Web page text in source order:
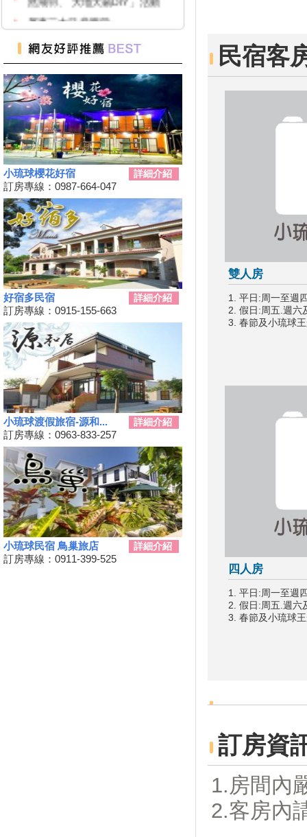
屏東三大日音樂節~
2020大鵬灣帆船生活節
墾丁國家公園舉辦『潮向海洋玩
科學』活動
7/4-7/31東港吃冰趣 ice仲夏潮口
味【系列活動】
高鐵首推澎湖交通聯票 超夯小
琉球行程繼續賣
【墾丁後壁湖美食推薦】後壁湖
生魚片|邱家生魚片|傳說中的百
元生魚片|空運來台新鮮生魚片|
2019擴大國旅秋冬夜市抵用卷
優惠活動
2019擴大國旅秋冬住宿優惠活
動
秋冬擴大國旅補助離島加碼怎麼
用？老司機分享連續技
108年潮州賽神蝦暨小農市集活
動
單車騎遊聽風看海，體驗台灣燈
塔極點濱海小鎮風貌 一起Light
up Taiwan
Hi~枋寮有藝市
單車環島遊台灣國際入口網站
Taiwan on 2 Wheels
第四屆「小琉球愛龜淨灘接力
賽」活動，7/13小琉球龍蝦洞海
灘展開！
屏東大鵬灣賽車場今歇業 車友
依依不捨盼有人接手
大鵬灣水上趣 體驗造舟、迷你
鐵人
高鐵南延新增方案！交通部：這
兩案較有可行性
三代同遊國家公園 『墾丁仲夏
夜未眠－蟹謝好孕』陸蟹生態之
小琉球櫻花好宿 詳細介紹
訂房專線：0987-664-047
好宿多民宿 詳細介紹
訂房專線：0915-155-663
小琉球渡假旅宿-源和... 詳細介紹
訂房專線：0963-833-257
小琉球民宿 鳥巢旅店 詳細介紹
訂房專線：0911-399-525
民宿客
雙人房
1. 平日:周一至週
2. 假日:周五.週六
3. 春節及小琉球
四人房
1. 平日:周一至週
2. 假日:周五.週六
3. 春節及小琉球
訂房資
1.房間內
2.客房內